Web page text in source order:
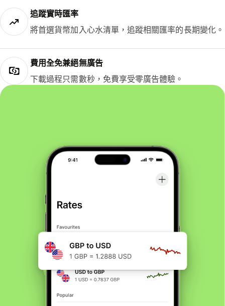
追蹤實時匯率
將首選貨幣加入心水清單，追蹤相關匯率的長期變化。
費用全免兼絕無廣告
下載過程只需數秒，免費享受零廣告體驗。